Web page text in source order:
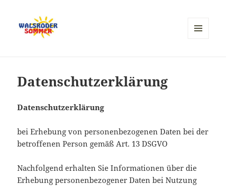
Datenschutzerklärung
Datenschutzerklärung
bei Erhebung von personenbezogenen Daten bei der
betroffenen Person gemäß Art. 13 DSGVO
Nachfolgend erhalten Sie Informationen über die
Erhebung personenbezogener Daten bei Nutzung